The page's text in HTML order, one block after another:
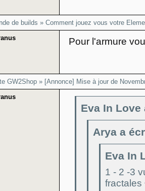
de builds » Comment jouez vous votre
Pour l'armure
GW2Shop » [Annonce] Mise à jour de
Eva In Love
Arya a
Eva In
1 - 2 -3
fractales